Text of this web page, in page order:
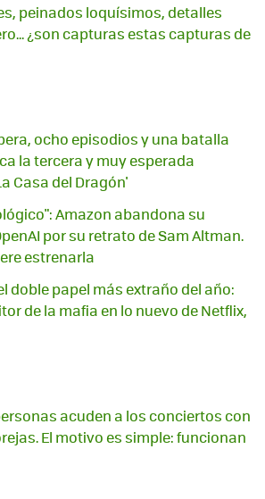
peinados loquísimos, detalles
¿son capturas estas capturas de
ocho episodios y una batalla
la tercera y muy esperada
Casa del Dragón'
Amazon abandona su
por su retrato de Sam Altman.
estrenarla
doble papel más extraño del año:
de la mafia en lo nuevo de Netflix,
acuden a los conciertos con
El motivo es simple: funcionan